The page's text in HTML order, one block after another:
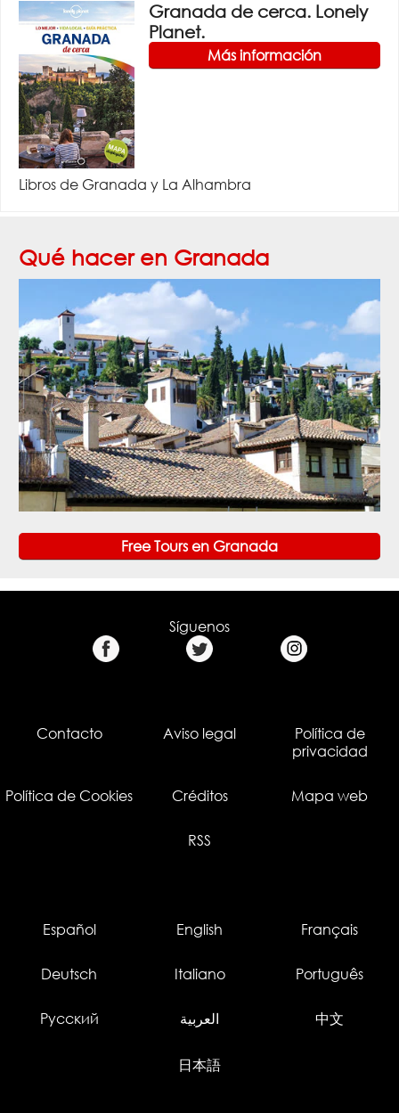
Granada de cerca. Lonely
Planet.
Más información
Libros de Granada y La Alhambra
Qué hacer en Granada
Free Tours en Granada
Síguenos
Contacto Aviso legal
Política de
privacidad
Política de Cookies Créditos Mapa web
RSS
Español English Français
Deutsch Italiano Português
Русский العربية 中文
日本語